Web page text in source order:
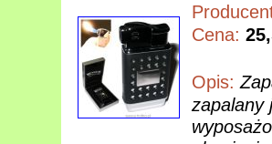
Cena:
Opis:
zapalany